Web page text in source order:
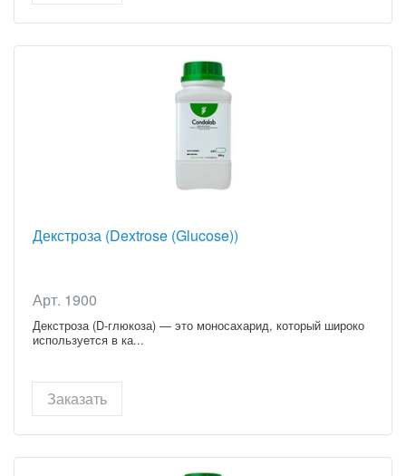
Декстроза (Dextrose (Glucose))
Арт. 1900
Декстроза (D-глюкоза) — это моносахарид, который широко
используется в ка...
Заказать